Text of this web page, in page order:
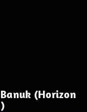
(Horizon